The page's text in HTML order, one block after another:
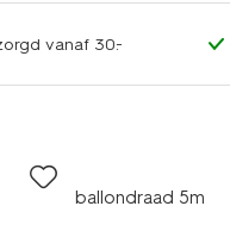
vanaf 30.-
ballondraad 5m